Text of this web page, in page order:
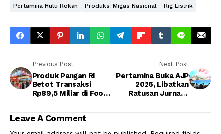
Pertamina Hulu Rokan
Produksi Migas Nasional Rig Listrik
Previous Post
Produk Pangan RI
Betot Transaksi
Rp89,5 Miliar di Food
Next Post
Pertamina Buka AJP
2026, Libatkan
Ratusan Jurnalis
Leave A Comment